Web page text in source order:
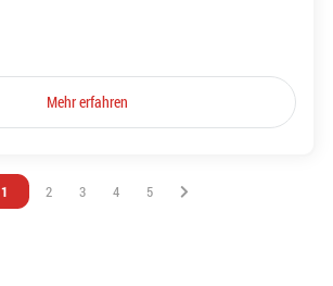
Mehr erfahren
Vous êtes sur la page
1 Vous êtes sur la page
2 Vous êtes sur la page
3 Vous êtes sur la page
4 Vous êtes sur la page
5